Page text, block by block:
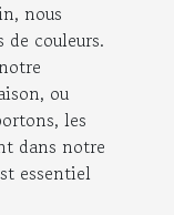
nous
couleurs.
ou
les
dans notre
essentiel